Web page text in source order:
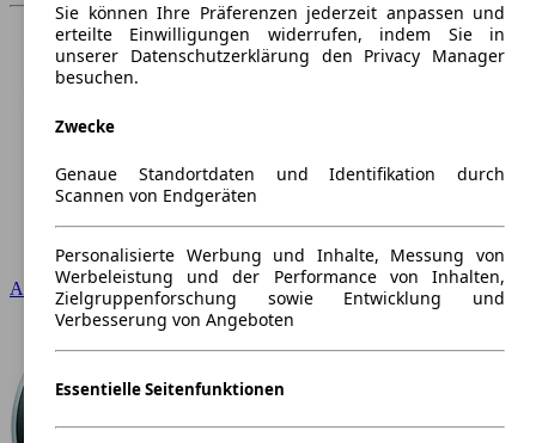
Audi
Sie können Ihre Präferenzen jederzeit anpassen und
erteilte Einwilligungen widerrufen, indem Sie in
unserer Datenschutzerklärung den Privacy Manager
besuchen.
Zwecke
Genaue Standortdaten und Identifikation durch
Scannen von Endgeräten
Personalisierte Werbung und Inhalte, Messung von
Werbeleistung und der Performance von Inhalten,
Zielgruppenforschung sowie Entwicklung und
Verbesserung von Angeboten
Essentielle Seitenfunktionen